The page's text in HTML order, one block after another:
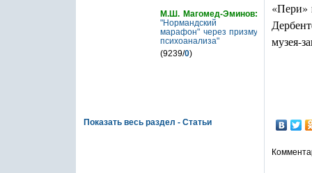
«Пери»
музея-
М.Ш. Магомед-Эминов:
"Нормандский
марафон" через призму
психоанализа"
(9239/0)
Показать весь раздел - Статьи